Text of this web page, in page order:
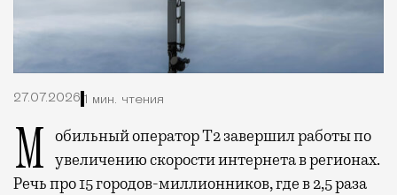
27.07.2026 1 мин. чтения
Мобильный оператор Т2 завершил работы по увеличению скорости интернета в регионах.
Речь про 15 городов-миллионников, где в 2,5 раза